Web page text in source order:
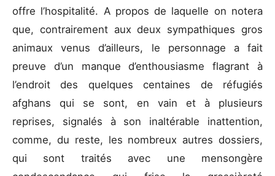
offre l’hospitalité. A propos de laquelle on notera
que, contrairement aux deux sympathiques gros
animaux venus d’ailleurs, le personnage a fait
preuve d’un manque d’enthousiasme flagrant à
l’endroit des quelques centaines de réfugiés
afghans qui se sont, en vain et à plusieurs
reprises, signalés à son inaltérable inattention,
comme, du reste, les nombreux autres dossiers,
qui sont traités avec une mensongère